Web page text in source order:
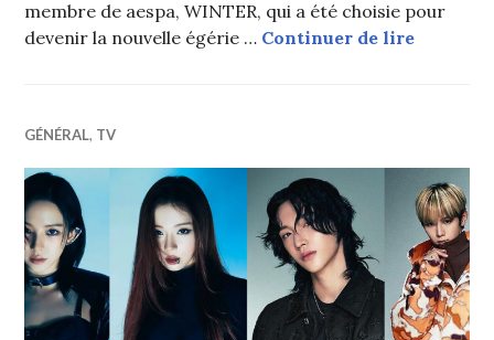
membre de aespa, WINTER, qui a été choisie pour
devenir la nouvelle égérie … Continuer de lire
GÉNÉRAL, TV